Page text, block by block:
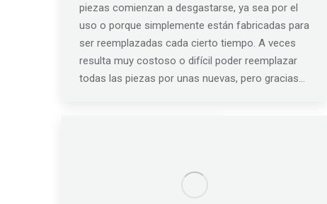
piezas comienzan a desgastarse, ya sea por el
uso o porque simplemente están fabricadas para
ser reemplazadas cada cierto tiempo. A veces
resulta muy costoso o difícil poder reemplazar
todas las piezas por unas nuevas, pero gracias…